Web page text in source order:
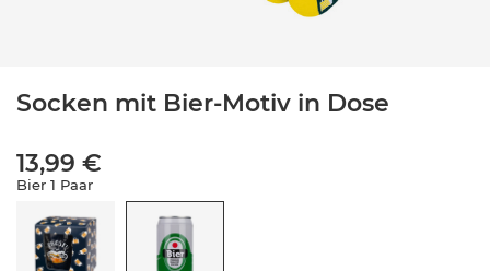
Socken mit Bier-Motiv in Dose
13,99 €
Bier 1 Paar